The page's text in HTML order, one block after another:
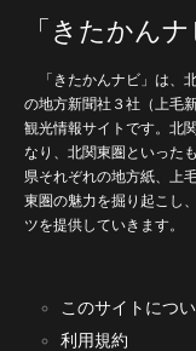
「きたかん
「きたかんナビ」は、
の地方新聞社３社（上毛
観光情報サイトです。北
なり、北関東圏といった
県それぞれの地方紙、上
東圏の魅力を掘り起こし
ツを提供していきます。
このサイトにつ
利用規約